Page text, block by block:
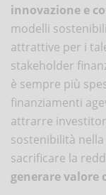
innovazione e
modelli
attrattive per i
stakeholder
è sempre più
finanziamenti
attrarre
sostenibilità
sacrificare la
generare valore